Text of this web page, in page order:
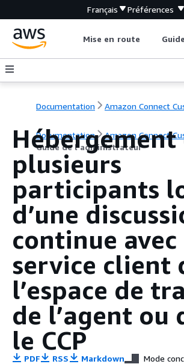
Français Préférences
Mise en route
Documentation Amazon Connect
Documentation
Amazon Connect
Guide de l’administrateur
Hébergement
plusieurs
participants
d’une
continue avec
service client
l’espace de
de l’agent ou
le CCP
PDF RSS Markdown Mode